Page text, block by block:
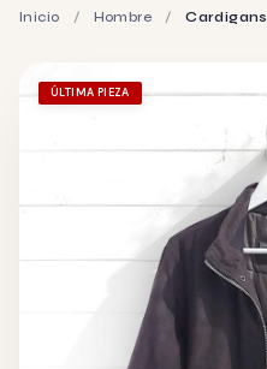
Inicio / Hombre / Cardigans
ÚLTIMA PIEZA